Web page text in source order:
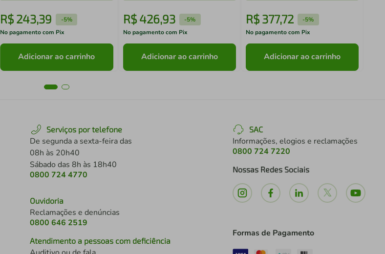
R$243,39 -5%
No pagamento com Pix
Adicionar ao carrinho
R$ 426,93 -5%
No pagamento com Pix
Adicionar ao carrinho
R$ 377,72 -5%
No pagamento com Pix
Adicionar ao carrinho
Serviços por telefone
De segunda a sexta-feira das
08h às 20h40
Sábado das 8h às 18h40
0800 724 4770
Ouvidoria
Reclamações e denúncias
0800 646 2519
Atendimento a pessoas com deficiência
SAC
Informações, elogios e reclamações
0800 724 7220
Nossas Redes Sociais
Formas de Pagamento